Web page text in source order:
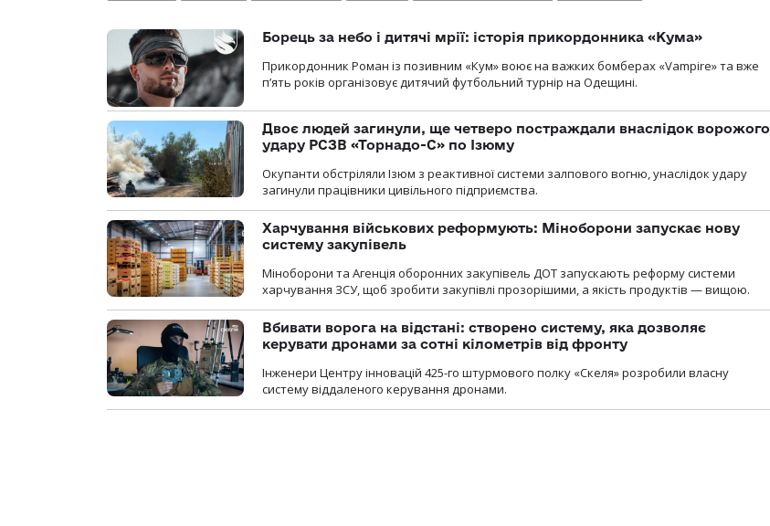
Борець за небо і дитячі мрії: історія прикордонника «Кума»
Прикордонник Роман із позивним «Кум» воює на важких бомберах «Vampire» та вже
п’ять років організовує дитячий футбольний турнір на Одещині.
Двоє людей загинули, ще четверо постраждали внаслідок ворожого
удару РСЗВ «Торнадо-С» по Ізюму
Окупанти обстріляли Ізюм з реактивної системи залпового вогню, унаслідок удару
загинули працівники цивільного підприємства.
Харчування військових реформують: Міноборони запускає нову
систему закупівель
Міноборони та Агенція оборонних закупівель ДОТ запускають реформу системи
харчування ЗСУ, щоб зробити закупівлі прозорішими, а якість продуктів — вищою.
Вбивати ворога на відстані: створено систему, яка дозволяє
керувати дронами за сотні кілометрів від фронту
Інженери Центру інновацій 425-го штурмового полку «Скеля» розробили власну
систему віддаленого керування дронами.